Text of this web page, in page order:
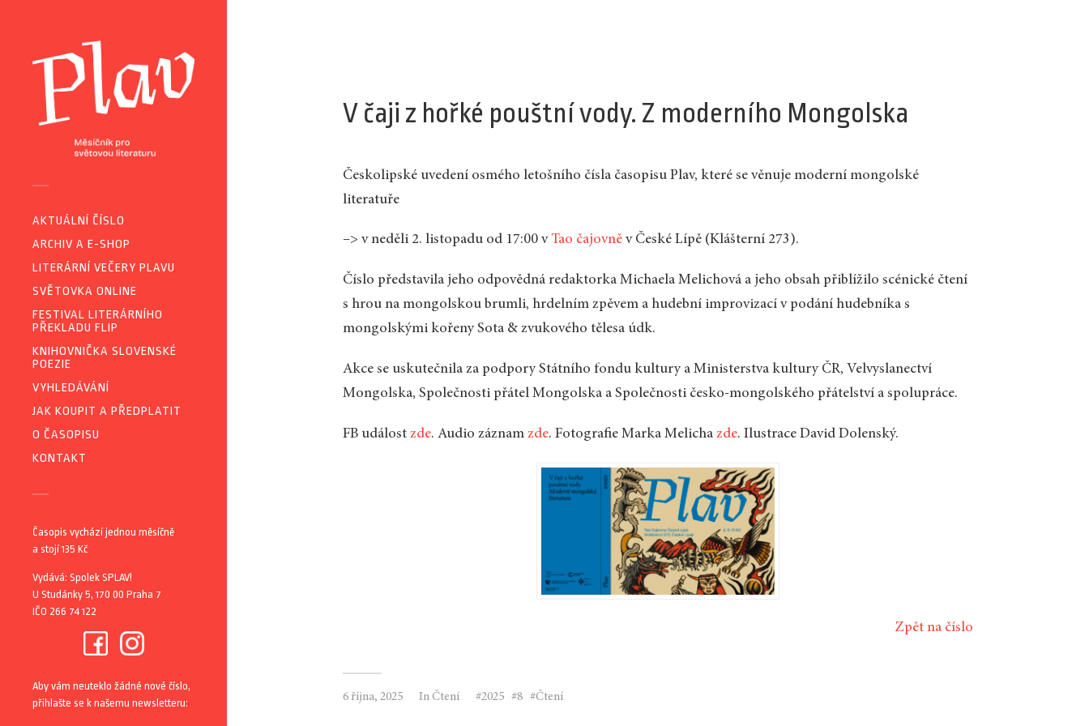
AKTUÁLNÍ ČÍSLO
ARCHIV A E-SHOP
LITERÁRNÍ VEČERY PLAVU
SVĚTOVKA ONLINE
FESTIVAL LITERÁRNÍHO
PŘEKLADU FLIP
KNIHOVNIČKA SLOVENSKÉ
POEZIE
VYHLEDÁVÁNÍ
JAK KOUPIT A PŘEDPLATIT
O ČASOPISU
KONTAKT
Časopis vychází jednou měsíčně
a stojí 135 Kč
Vydává: Spolek SPLAV!
U Studánky 5, 170 00 Praha 7
IČO 266 74 122
Aby vám neuteklo žádné nové číslo,
přihlašte se k našemu newsletteru:
V čaji z hořké pouštní vody. Z moderního Mongolska
Českolipské uvedení osmého letošního čísla časopisu Plav, které se věnuje moderní mongolské
literatuře
–> v neděli 2. listopadu od 17:00 vTao čajovně v České Lípě (Klášterní 273).
Číslo představila jeho odpovědná redaktorka Michaela Melichová a jeho obsah přiblížilo scénické čtení
s hrou na mongolskou brumli, hrdelním zpěvem a hudební improvizací v podání hudebníka s
mongolskými kořeny Sota & zvukového tělesa údk.
Akce se uskutečnila za podpory Státního fondu kultury a Ministerstva kultury ČR, Velvyslanectví
Mongolska, Společnosti přátel Mongolska a Společnosti česko-mongolského přátelství a spolupráce.
FB událostzde. Audio záznamzde. Fotografie Marka Melichazde. Ilustrace David Dolenský.
Zpět na číslo
6 října, 2025 InČtení 2025 8 Čtení